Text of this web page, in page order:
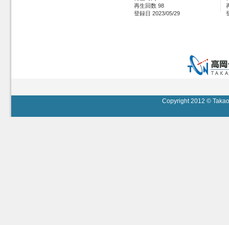
再生回数 98
登録日 2023/05/29
Copyright 2012 ©